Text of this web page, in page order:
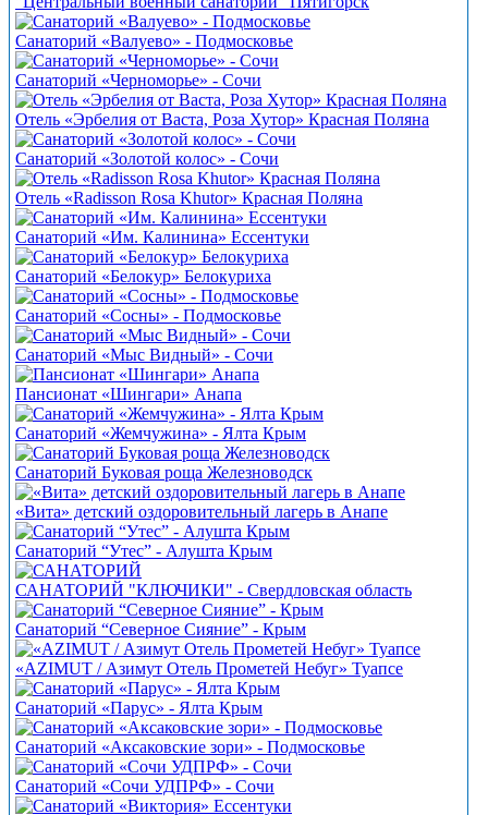
Санаторий «Валуево» - Подмосковье
Санаторий «Черноморье» - Сочи
Отель «Эрбелия от Васта, Роза Хутор» Красная Поляна
Санаторий «Золотой колос» - Сочи
Отель «Radisson Rosa Khutor» Красная Поляна
Санаторий «Им. Калинина» Ессентуки
Санаторий «Белокур» Белокуриха
Санаторий «Сосны» - Подмосковье
Санаторий «Мыс Видный» - Сочи
Пансионат «Шингари» Анапа
Санаторий «Жемчужина» - Ялта Крым
Санаторий Буковая роща Железноводск
«Вита» детский оздоровительный лагерь в Анапе
Санаторий “Утес” - Алушта Крым
САНАТОРИЙ "КЛЮЧИКИ" - Свердловская область
Санаторий “Северное Сияние” - Крым
«AZIMUT / Азимут Отель Прометей Небуг» Туапсе
Санаторий «Парус» - Ялта Крым
Санаторий «Аксаковские зори» - Подмосковье
Санаторий «Сочи УДПРФ» - Сочи